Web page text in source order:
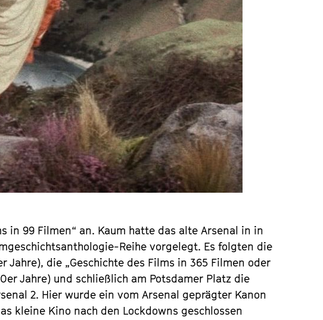
in 99 Filmen“ an. Kaum hatte das alte Arsenal in in
Reihe vorgelegt. Es folgten die
Jahre), die „Geschichte des Films in 365 Filmen oder
Jahre) und schließlich am Potsdamer Platz die
2. Hier wurde ein vom Arsenal geprägter Kanon
kleine Kino nach den Lockdowns geschlossen